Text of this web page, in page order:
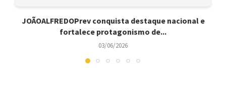
JOÃOALFREDOPrev conquista destaque nacional e
fortalece protagonismo de...
03/06/2026